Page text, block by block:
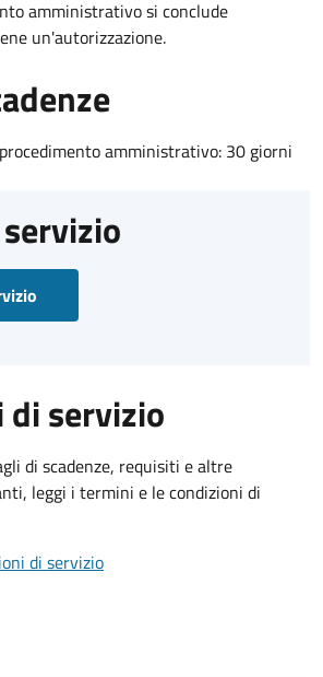
amministrativo si conclude
un'autorizzazione.
amministrativo: 30 giorni
di servizio
di scadenze, requisiti e altre
leggi i termini e le condizioni di
di servizio